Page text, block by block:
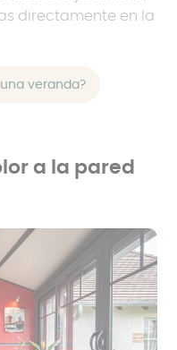
directamente en la
veranda?
a la pared